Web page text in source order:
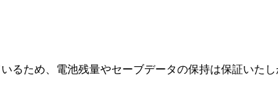
ため、電池残量やセーブデータの保持は保証いたし